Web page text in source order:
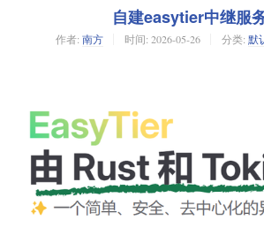
自建easytier中继服
作者: 南方 时间: 2026-05-26 分类: 默